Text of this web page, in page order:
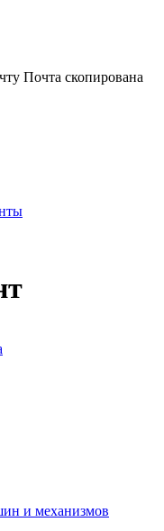
Почта скопирована
и механизмов